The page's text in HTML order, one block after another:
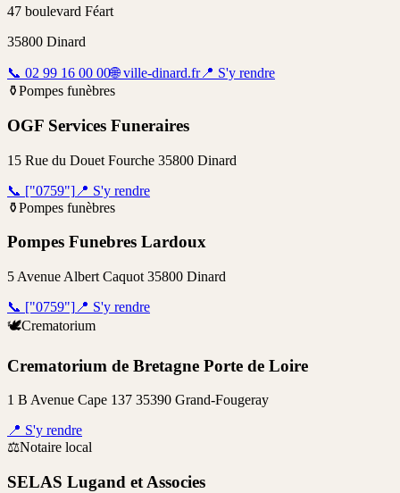
47 boulevard Féart
35800 Dinard
📞 02 99 16 00 00🌐 ville-dinard.fr📍 S'y rendre
⚱️Pompes funèbres
OGF Services Funeraires
15 Rue du Douet Fourche 35800 Dinard
📞 ["0759"] 📍 S'y rendre
⚱️Pompes funèbres
Pompes Funebres Lardoux
5 Avenue Albert Caquot 35800 Dinard
📞 ["0759"] 📍 S'y rendre
🕊️Crematorium
Crematorium de Bretagne Porte de Loire
1 B Avenue Cape 137 35390 Grand-Fougeray
📍 S'y rendre
⚖️Notaire local
SELAS Lugand et Associes